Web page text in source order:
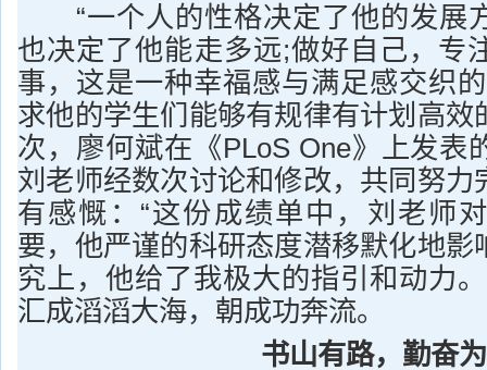
“一个人的性格决定了他的发展
也决定了他能走多远;做好自己，专
事，这是一种幸福感与满足感交织
求他的学生们能够有规律有计划高效
次，廖何斌在《PLoS One》上发表
刘老师经数次讨论和修改，共同努力
有感慨：“这份成绩单中，刘老师
要，他严谨的科研态度潜移默化地影
究上，他给了我极大的指引和动力
汇成滔滔大海，朝成功奔流。
书山有路，勤奋